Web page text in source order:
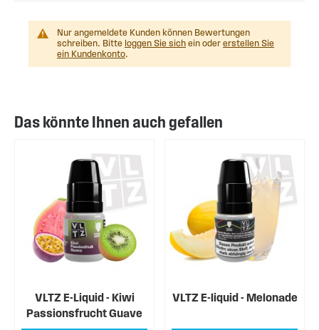
Nur angemeldete Kunden können Bewertungen
schreiben. Bitte loggen Sie sich ein oder erstellen Sie
ein Kundenkonto.
Das könnte Ihnen auch gefallen
VLTZ E-Liquid - Kiwi
Passionsfrucht Guave
VLTZ E-liquid - Melonade